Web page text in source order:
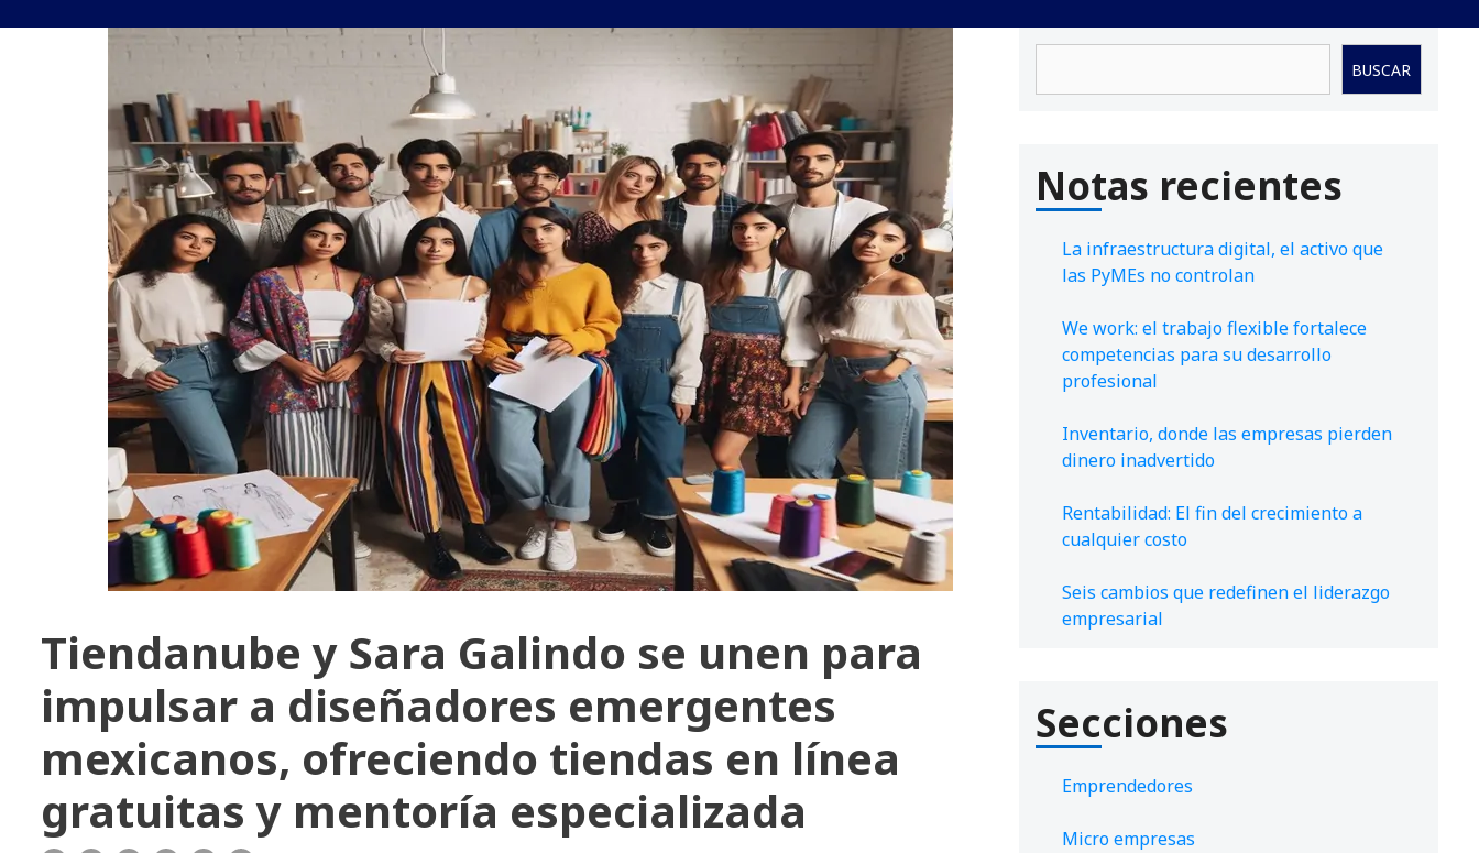
Tiendanube y Sara Galindo se unen para
impulsar a diseñadores emergentes
mexicanos, ofreciendo tiendas en línea
gratuitas y mentoría especializada
BUSCAR
Notas recientes
La infraestructura digital, el activo que
las PyMEs no controlan
We work: el trabajo flexible fortalece
competencias para su desarrollo
profesional
Inventario, donde las empresas pierden
dinero inadvertido
Rentabilidad: El fin del crecimiento a
cualquier costo
Seis cambios que redefinen el liderazgo
empresarial
Secciones
Emprendedores
Micro empresas